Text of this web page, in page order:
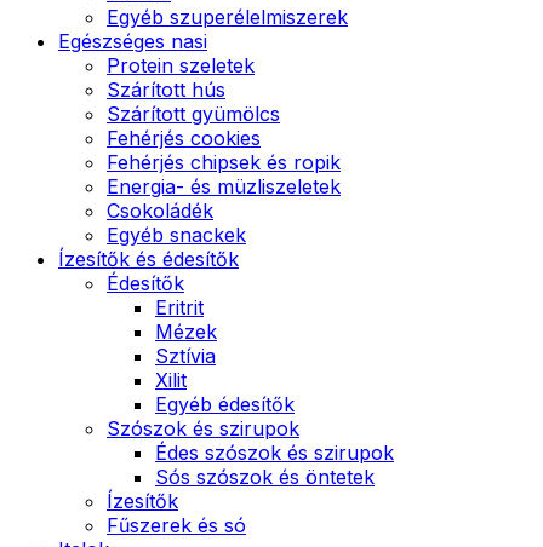
Egyéb szuperélelmiszerek
Egészséges nasi
Protein szeletek
Szárított hús
Szárított gyümölcs
Fehérjés cookies
Fehérjés chipsek és ropik
Energia- és müzliszeletek
Csokoládék
Egyéb snackek
Ízesítők és édesítők
Édesítők
Eritrit
Mézek
Sztívia
Xilit
Egyéb édesítők
Szószok és szirupok
Édes szószok és szirupok
Sós szószok és öntetek
Ízesítők
Fűszerek és só